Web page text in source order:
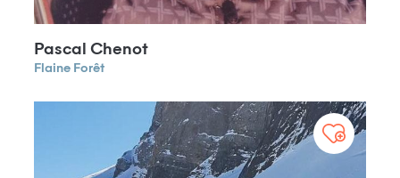
Pascal Chenot
Flaine Forêt